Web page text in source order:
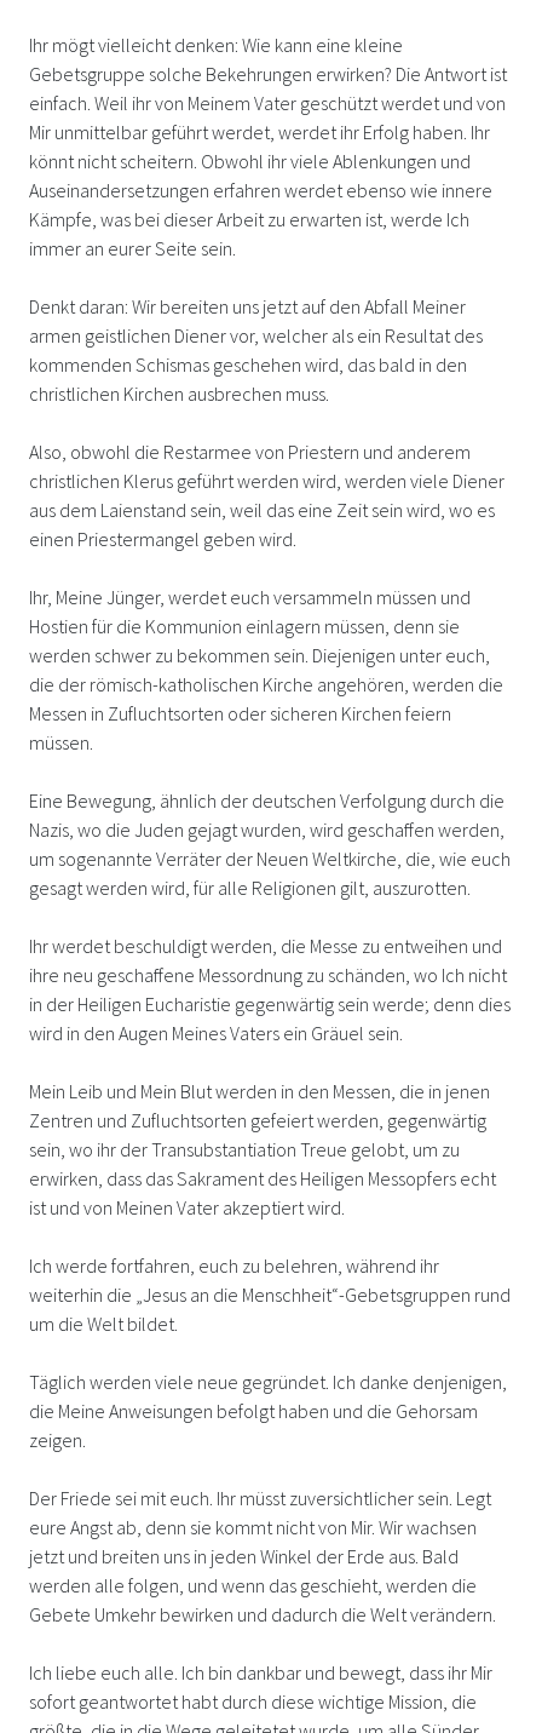
Ihr mögt vielleicht denken: Wie kann eine kleine
Gebetsgruppe solche Bekehrungen erwirken? Die Antwort ist
einfach. Weil ihr von Meinem Vater geschützt werdet und von
Mir unmittelbar geführt werdet, werdet ihr Erfolg haben. Ihr
könnt nicht scheitern. Obwohl ihr viele Ablenkungen und
Auseinandersetzungen erfahren werdet ebenso wie innere
Kämpfe, was bei dieser Arbeit zu erwarten ist, werde Ich
immer an eurer Seite sein.
Denkt daran: Wir bereiten uns jetzt auf den Abfall Meiner
armen geistlichen Diener vor, welcher als ein Resultat des
kommenden Schismas geschehen wird, das bald in den
christlichen Kirchen ausbrechen muss.
Also, obwohl die Restarmee von Priestern und anderem
christlichen Klerus geführt werden wird, werden viele Diener
aus dem Laienstand sein, weil das eine Zeit sein wird, wo es
einen Priestermangel geben wird.
Ihr, Meine Jünger, werdet euch versammeln müssen und
Hostien für die Kommunion einlagern müssen, denn sie
werden schwer zu bekommen sein. Diejenigen unter euch,
die der römisch-katholischen Kirche angehören, werden die
Messen in Zufluchtsorten oder sicheren Kirchen feiern
müssen.
Eine Bewegung, ähnlich der deutschen Verfolgung durch die
Nazis, wo die Juden gejagt wurden, wird geschaffen werden,
um sogenannte Verräter der Neuen Weltkirche, die, wie euch
gesagt werden wird, für alle Religionen gilt, auszurotten.
Ihr werdet beschuldigt werden, die Messe zu entweihen und
ihre neu geschaffene Messordnung zu schänden, wo Ich nicht
in der Heiligen Eucharistie gegenwärtig sein werde; denn dies
wird in den Augen Meines Vaters ein Gräuel sein.
Mein Leib und Mein Blut werden in den Messen, die in jenen
Zentren und Zufluchtsorten gefeiert werden, gegenwärtig
sein, wo ihr der Transubstantiation Treue gelobt, um zu
erwirken, dass das Sakrament des Heiligen Messopfers echt
ist und von Meinen Vater akzeptiert wird.
Ich werde fortfahren, euch zu belehren, während ihr
weiterhin die „Jesus an die Menschheit“-Gebetsgruppen rund
um die Welt bildet.
Täglich werden viele neue gegründet. Ich danke denjenigen,
die Meine Anweisungen befolgt haben und die Gehorsam
zeigen.
Der Friede sei mit euch. Ihr müsst zuversichtlicher sein. Legt
eure Angst ab, denn sie kommt nicht von Mir. Wir wachsen
jetzt und breiten uns in jeden Winkel der Erde aus. Bald
werden alle folgen, und wenn das geschieht, werden die
Gebete Umkehr bewirken und dadurch die Welt verändern.
Ich liebe euch alle. Ich bin dankbar und bewegt, dass ihr Mir
sofort geantwortet habt durch diese wichtige Mission, die